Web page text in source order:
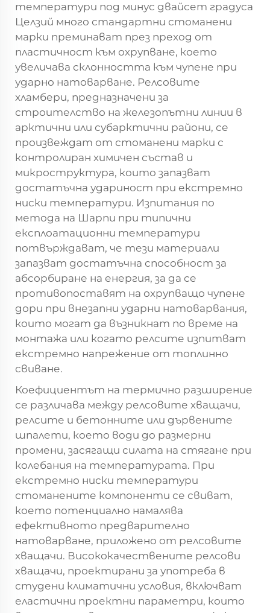
температури под минус двайсет градуса
Целзий много стандартни стоманени
марки преминават през преход от
пластичност към охрупване, което
увеличава склонността към чупене при
ударно натоварване. Релсовите
хламбери, предназначени за
строителство на железопътни линии в
арктични или субарктични райони, се
произвеждат от стоманени марки с
контролиран химичен състав и
микроструктура, които запазват
достатъчна удариност при екстремно
ниски температури. Изпитания по
метода на Шарпи при типични
експлоатационни температури
потвърждават, че тези материали
запазват достатъчна способност за
абсорбиране на енергия, за да се
противопоставят на охрупващо чупене
дори при внезапни ударни натоварвания,
които могат да възникнат по време на
монтажа или когато релсите изпитват
екстремно напрежение от топлинно
свиване.
Коефициентът на термично разширение
се различава между релсовите хващачи,
релсите и бетонните или дървените
шпалети, което води до размерни
промени, засягащи силата на стягане при
колебания на температурата. При
екстремно ниски температури
стоманените компоненти се свиват,
което потенциално намалява
ефективното предварително
натоварване, приложено от релсовите
хващачи. Висококачествените релсови
хващачи, проектирани за употреба в
студени климатични условия, включват
еластични проектни параметри, които